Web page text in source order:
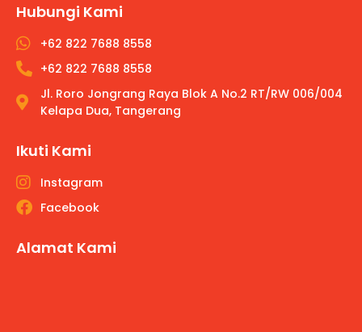
Hubungi Kami
+62 822 7688 8558
+62 822 7688 8558
Jl. Roro Jongrang Raya Blok A No.2 RT/RW 006/004
Kelapa Dua, Tangerang
Ikuti Kami
Instagram
Facebook
Alamat Kami